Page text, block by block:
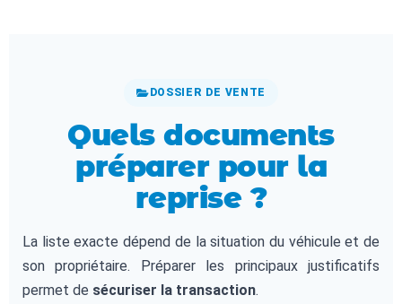
DOSSIER DE VENTE
Quels documents
préparer pour la
reprise ?
La liste exacte dépend de la situation du véhicule et de
son propriétaire. Préparer les principaux justificatifs
permet de sécuriser la transaction.